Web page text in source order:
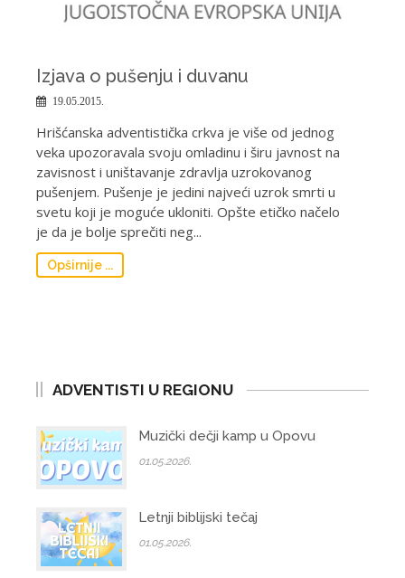
Izjava o pušenju i duvanu
19.05.2015.
Hrišćanska adventistička crkva je više od jednog
veka upozoravala svoju omladinu i širu javnost na
zavisnost i uništavanje zdravlja uzrokovanog
pušenjem. Pušenje je jedini najveći uzrok smrti u
svetu koji je moguće ukloniti. Opšte etičko načelo
je da je bolje sprečiti neg...
Opširnije ...
ADVENTISTI U REGIONU
Muzički dečji kamp u Opovu
01.05.2026.
Letnji biblijski tečaj
01.05.2026.